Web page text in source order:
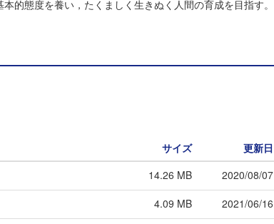
的態度を養い，たくましく生きぬく人間の育成を目指す。
サイズ
更新日
14.26 MB
2020/08/07
4.09 MB
2021/06/16